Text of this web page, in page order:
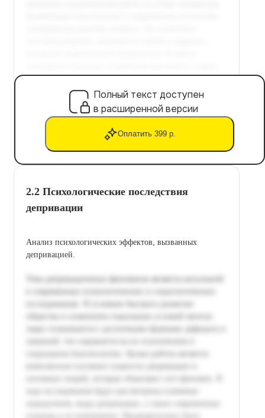
Полный текст доступен
в расширенной версии
Оплатить 399 р.
2.2 Психологические последствия
депривации
Анализ психологических эффектов, вызванных
депривацией.